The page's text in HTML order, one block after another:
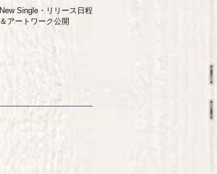
New Single・リリース日程
＆アートワーク公開